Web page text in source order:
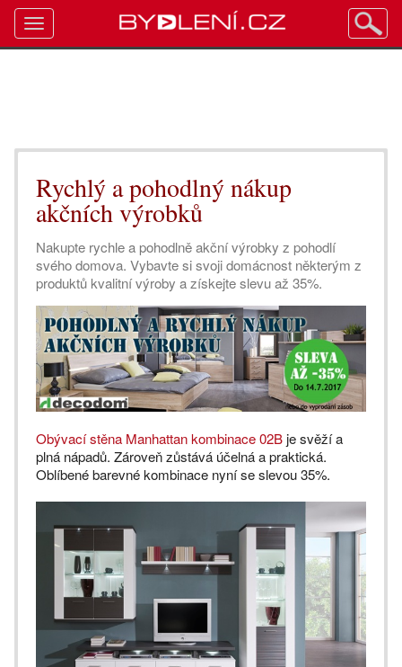
Rychlý a pohodlný nákup
akčních výrobků
Nakupte rychle a pohodlně akční výrobky z pohodlí
svého domova. Vybavte si svoji domácnost některým z
produktů kvalitní výroby a získejte slevu až 35%.
Obývací stěna Manhattan kombinace 02B je svěží a
plná nápadů. Zároveň zůstává účelná a praktická.
Oblíbené barevné kombinace nyní se slevou 35%.
Toggle
navigation